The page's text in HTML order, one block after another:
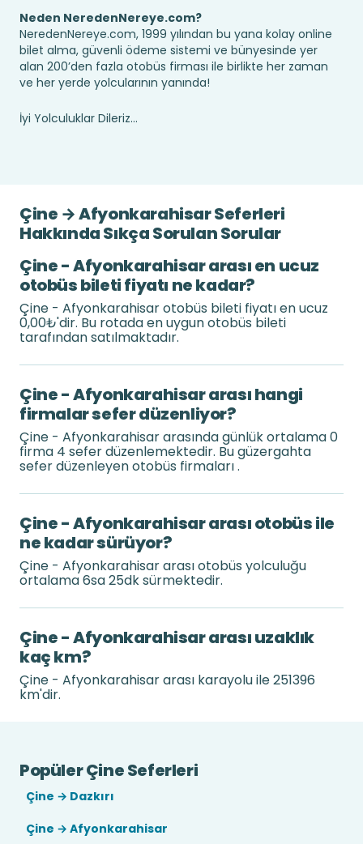
Neden NeredenNereye.com?
NeredenNereye.com, 1999 yılından bu yana kolay online
bilet alma, güvenli ödeme sistemi ve bünyesinde yer
alan 200’den fazla otobüs firması ile birlikte her zaman
ve her yerde yolcularının yanında!
İyi Yolculuklar Dileriz...
Çine → Afyonkarahisar Seferleri
Hakkında Sıkça Sorulan Sorular
Çine - Afyonkarahisar arası en ucuz
otobüs bileti fiyatı ne kadar?
Çine - Afyonkarahisar otobüs bileti fiyatı en ucuz
0,00₺'dir. Bu rotada en uygun otobüs bileti
tarafından satılmaktadır.
Çine - Afyonkarahisar arası hangi
firmalar sefer düzenliyor?
Çine - Afyonkarahisar arasında günlük ortalama 0
firma 4 sefer düzenlemektedir. Bu güzergahta
sefer düzenleyen otobüs firmaları .
Çine - Afyonkarahisar arası otobüs ile
ne kadar sürüyor?
Çine - Afyonkarahisar arası otobüs yolculuğu
ortalama 6sa 25dk sürmektedir.
Çine - Afyonkarahisar arası uzaklık
kaç km?
Çine - Afyonkarahisar arası karayolu ile 251396
km'dir.
Popüler Çine Seferleri
Çine → Dazkırı
Çine → Afyonkarahisar